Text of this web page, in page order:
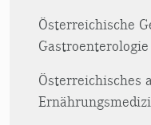
Österreichische
Österreichisches